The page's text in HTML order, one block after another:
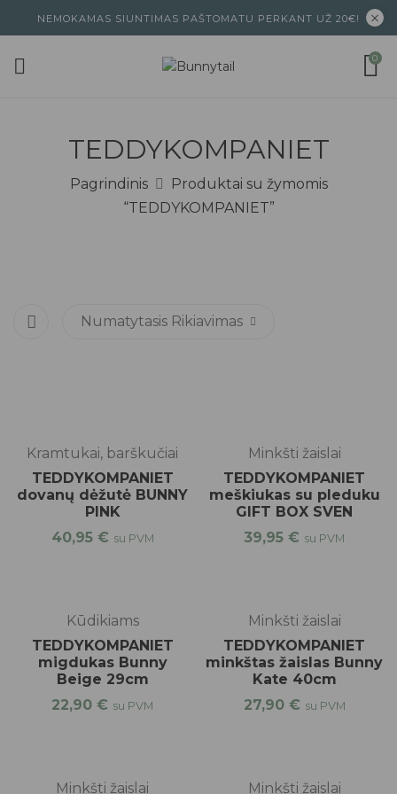
NEMOKAMAS SIUNTIMAS PAŠTOMATU PERKANT UŽ 20€!
0
TEDDYKOMPANIET
Pagrindinis
Produktai su žymomis
“TEDDYKOMPANIET”
Numatytasis Rikiavimas
Kramtukai, barškučiai
TEDDYKOMPANIET
dovanų dėžutė BUNNY
PINK
40,95 € su PVM
Minkšti žaislai
TEDDYKOMPANIET
meškiukas su pleduku
GIFT BOX SVEN
39,95€ su PVM
Kūdikiams
TEDDYKOMPANIET
migdukas Bunny
Beige 29cm
22,90€ su PVM
Minkšti žaislai
TEDDYKOMPANIET
minkštas žaislas Bunny
Kate 40cm
27,90 € su PVM
Minkšti žaislai
Minkšti žaislai